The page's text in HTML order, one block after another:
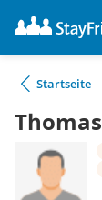
Startseite